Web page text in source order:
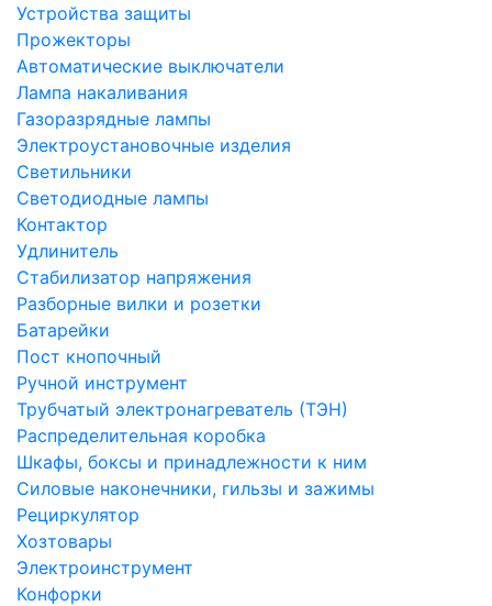
Устройства защиты
Прожекторы
Автоматические выключатели
Лампа накаливания
Газоразрядные лампы
Электроустановочные изделия
Светильники
Светодиодные лампы
Контактор
Удлинитель
Стабилизатор напряжения
Разборные вилки и розетки
Батарейки
Пост кнопочный
Ручной инструмент
Трубчатый электронагреватель (ТЭН)
Распределительная коробка
Шкафы, боксы и принадлежности к ним
Силовые наконечники, гильзы и зажимы
Рециркулятор
Хозтовары
Электроинструмент
Конфорки